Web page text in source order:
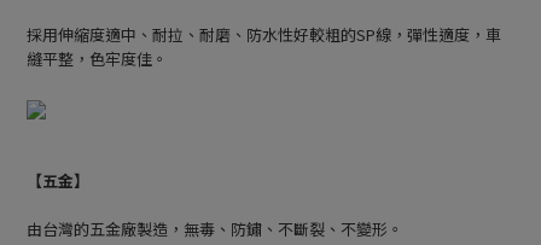
採用伸縮度適中、耐拉、耐磨、防水性好較粗的SP線，彈性適度，車
縫平整，色牢度佳。
【五金】
由台灣的五金廠製造，無毒、防鏽、不斷裂、不變形。